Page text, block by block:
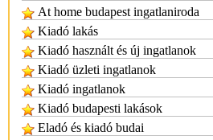
At home budapest ingatlaniroda
Kiadó lakás
Kiadó használt és új ingatlanok
Kiadó üzleti ingatlanok
Kiadó ingatlanok
Kiadó budapesti lakások
Eladó és kiadó budai